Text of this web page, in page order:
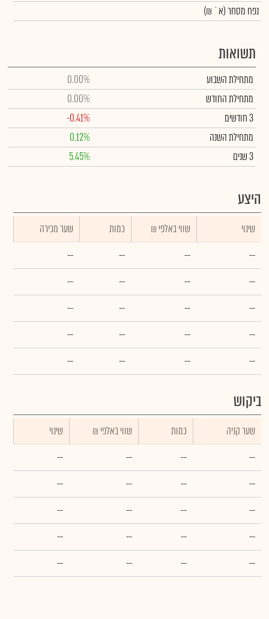
נפח מסחר(א` ₪)
תשואות
מתחילת השבוע
0.00%
מתחילת החודש
0.00%
3 חודשים
-0.41%
מתחילת השנה
0.12%
3 שנים
5.45%
היצע
שינוי ₪ שווי באלפי כמות
שער מכירה
--
--
--
--
--
--
--
--
--
--
--
--
--
--
--
--
--
--
--
--
ביקוש
שער קניה כמות ₪ שווי באלפי
שינוי
--
--
--
--
--
--
--
--
--
--
--
--
--
--
--
--
--
--
--
--